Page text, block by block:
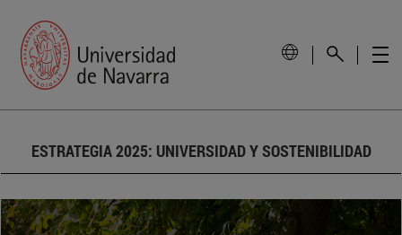
ESTRATEGIA 2025: UNIVERSIDAD Y SOSTENIBILIDAD